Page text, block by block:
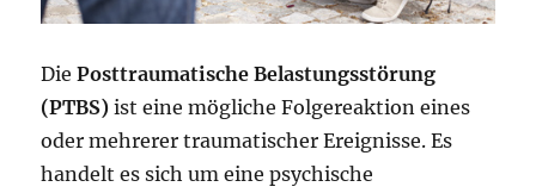
DiePosttraumatische Belastungsstörung
(PTBS) ist eine mögliche Folgereaktion eines
oder mehrerer traumatischer Ereignisse. Es
handelt es sich um eine psychische